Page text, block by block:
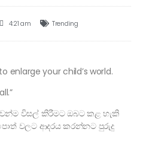
4:21 am Trending
enlarge your child’s world.
විසල් කිරීමට ඔබට කළ හැකි
වලට ආදරය කරන්නට පුරුදු